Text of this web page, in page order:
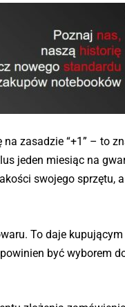
zasadzie “+1” – to
jeden miesiąc na
swojego sprzętu,
To daje
być wyborem